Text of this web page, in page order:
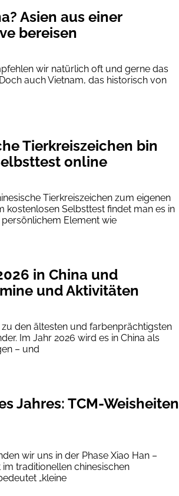
Asien aus einer
bereisen
wir natürlich oft und gerne das
auch Vietnam, das historisch von
Tierkreiszeichen bin
online
Tierkreiszeichen zum eigenen
kostenlosen Selbsttest findet man es in
Element wie
in China und
und Aktivitäten
den ältesten und farbenprächtigsten
Im Jahr 2026 wird es in China als
– und
Jahres: TCM-Weisheiten
wir uns in der Phase Xiao Han –
traditionellen chinesischen
„kleine